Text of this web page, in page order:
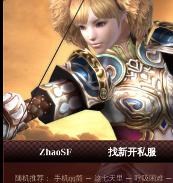
ZhaoSF 找新开私服
随机推荐： 手机qq简 ─ 这七天里 ─ 呼吸困难 ─